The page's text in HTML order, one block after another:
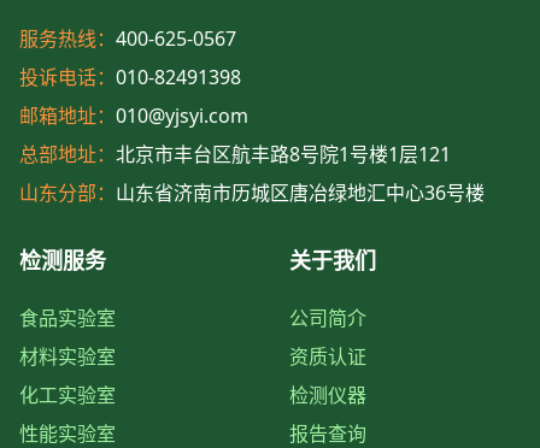
服务热线： 400-625-0567
投诉电话： 010-82491398
邮箱地址： 010@yjsyi.com
总部地址： 北京市丰台区航丰路8号院1号楼1层121
山东分部： 山东省济南市历城区唐冶绿地汇中心36号楼
检测服务
食品实验室
材料实验室
化工实验室
性能实验室
关于我们
公司简介
资质认证
检测仪器
报告查询